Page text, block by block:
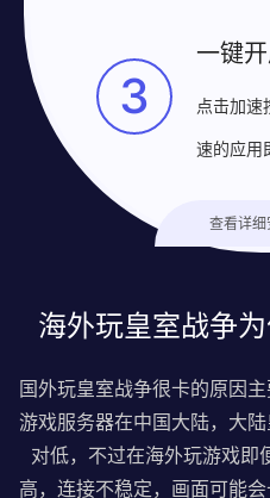
3
一键
点击加速
速的应用
查看详
海外玩皇室战争
国外玩皇室战争很卡的原因
游戏服务器在中国大陆，大
对低，不过在海外玩游戏
高，连接不稳定，画面可能